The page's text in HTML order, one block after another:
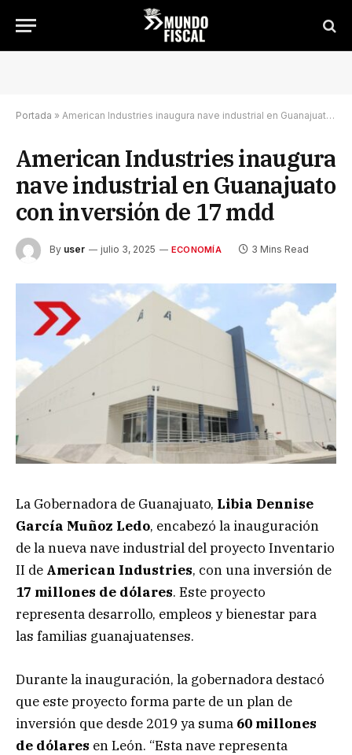
Portada » American Industries inaugura nave industrial en Guanajuato con inversión de 17 mdd
American Industries inaugura
nave industrial en Guanajuato
con inversión de 17 mdd
By user julio 3, 2025 ECONOMÍA 3 Mins Read
La Gobernadora de Guanajuato, Libia Dennise
García Muñoz Ledo, encabezó la inauguración
de la nueva nave industrial del proyecto Inventario
II de American Industries, con una inversión de
17 millones de dólares. Este proyecto
representa desarrollo, empleos y bienestar para
las familias guanajuatenses.
Durante la inauguración, la gobernadora destacó
que este proyecto forma parte de un plan de
inversión que desde 2019 ya suma 60 millones
de dólares en León. “Esta nave representa